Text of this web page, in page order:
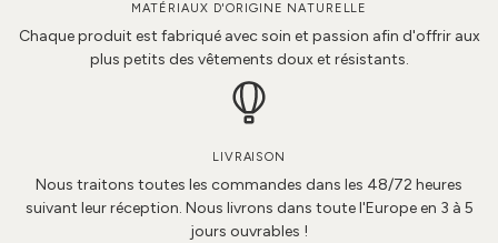
MATÉRIAUX D'ORIGINE NATURELLE
Chaque produit est fabriqué avec soin et passion afin d'offrir aux
plus petits des vêtements doux et résistants.
LIVRAISON
Nous traitons toutes les commandes dans les 48/72 heures
suivant leur réception. Nous livrons dans toute l'Europe en 3 à 5
jours ouvrables !